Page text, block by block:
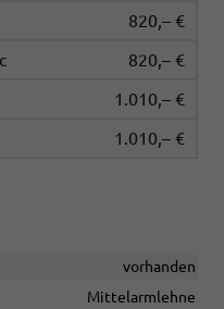
820,– €
820,– €
1.010,– €
1.010,– €
vorhanden
Mittelarmlehne